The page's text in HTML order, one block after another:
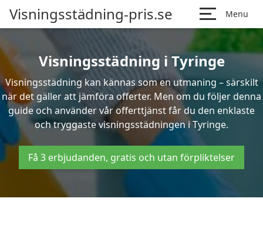
Visningsstädning-pris.se Menu
Visningsstädning i Tyringe
Visningsstädning kan kännas som en utmaning – särskilt
när det gäller att jämföra offerter. Men om du följer denna
guide och använder vår offerttjänst får du den enklaste
och tryggaste visningsstädningen i Tyringe.
Få 3 erbjudanden, gratis och utan förpliktelser